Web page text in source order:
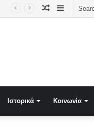
Sidebar
Random
Ιστορικά Κοινωνία